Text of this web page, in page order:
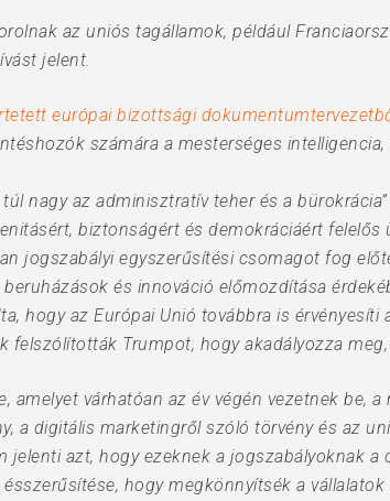
az uniós tagállamok, például
jelent.
európai bizottsági
számára a mesterséges
nagy az adminisztratív teher és a
biztonságért és demokráciáért felelős
jogszabályi egyszerűsítési csomagot fog
és innováció előmozdítása
hogy az Európai Unió továbbra is
felszólították Trumpot, hogy akadályozza
amelyet várhatóan az év végén vezetnek be,
a digitális marketingről szóló törvény és az
jelenti azt, hogy ezeknek a jogszabályoknak a
hogy megkönnyítsék a